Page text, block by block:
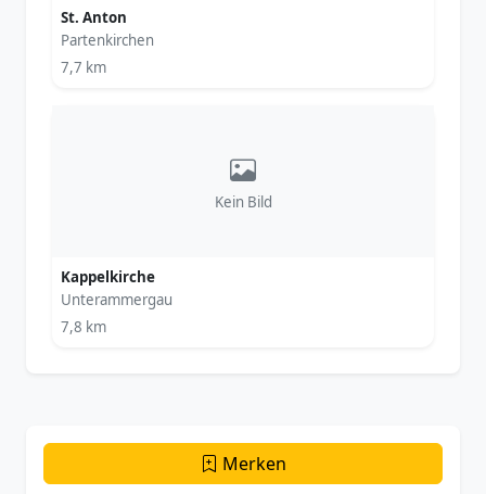
St. Anton
Partenkirchen
7,7 km
Kein Bild
Kappelkirche
Unterammergau
7,8 km
Merken